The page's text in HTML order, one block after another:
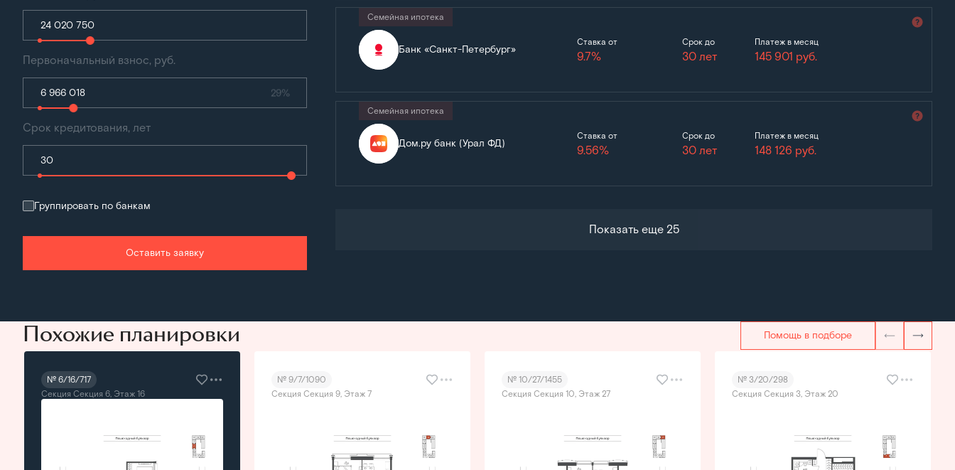
Первоначальный взнос, руб.
29%
Срок кредитования, лет
Группировать по банкам
Оставить заявку
Банк «Санкт-Петербург»
Семейная ипотека
Ставка от
9.7%
Срок до
30 лет
Платеж в месяц
145 901 руб.
Дом.ру банк (Урал ФД)
Семейная ипотека
Ставка от
9.56%
Срок до
30 лет
Платеж в месяц
148 126 руб.
Показать еще 25
Похожие планировки Помощь в подборе
№ 6/16/717
Секция Секция 6, Этаж 16
№ 9/7/1090
Секция Секция 9, Этаж 7
№ 10/27/1455
Секция Секция 10, Этаж 27
№ 3/20/298
Секция Секция 3, Этаж 20